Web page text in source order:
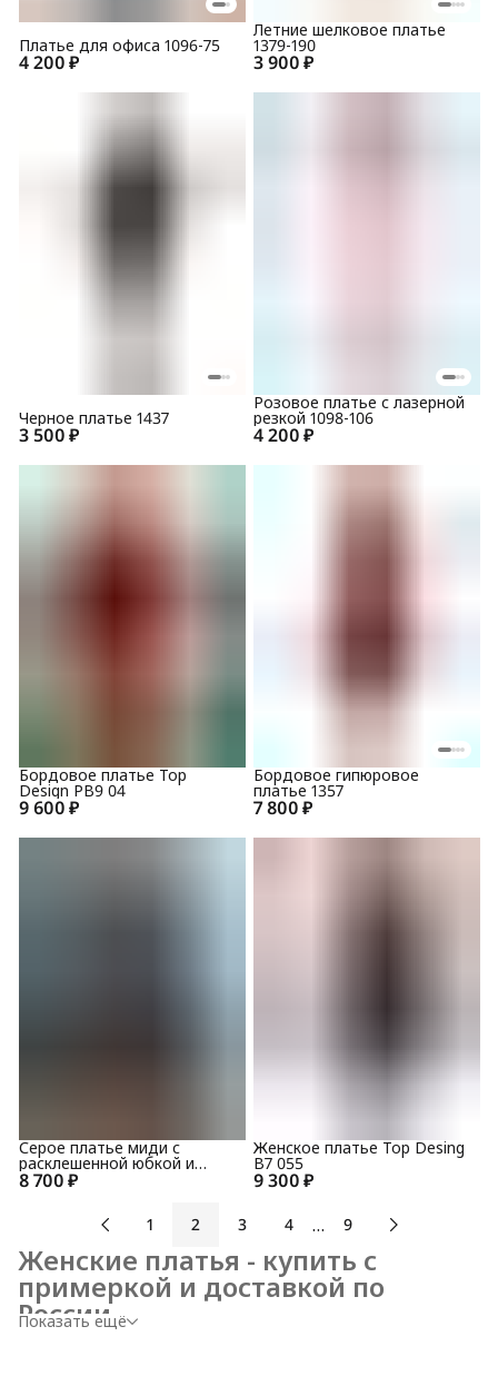
4 200 ₽
Платье для офиса 1096-75
3 900 ₽
Летние шелковое платье
1379-190
3 500 ₽
Черное платье 1437
4 200 ₽
Розовое платье с лазерной
резкой 1098-106
9 600 ₽
Бордовое платье Top
Design PB9 04
7 800 ₽
Бордовое гипюровое
платье 1357
8 700 ₽
Серое платье миди с
расклешенной юбкой и
черными вставками Top
Design B9 042
9 300 ₽
Женское платье Top Desing
B7 055
1 2 3 4 … 9
Женские платья - купить с
примеркой и доставкой по
России
Показать ещё